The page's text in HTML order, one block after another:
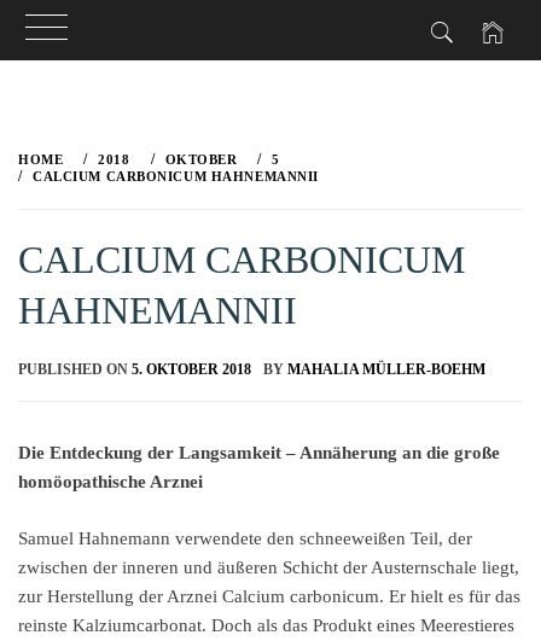
content
HOME 2018 OKTOBER
5
CALCIUM CARBONICUM HAHNEMANNII
CALCIUM CARBONICUM
HAHNEMANNII
PUBLISHED ON 5. OKTOBER 2018 BY MAHALIA MÜLLER-BOEHM
Die Entdeckung der Langsamkeit – Annäherung an die große
homöopathische Arznei
Samuel Hahnemann verwendete den schneeweißen Teil, der
zwischen der inneren und äußeren Schicht der Austernschale liegt,
zur Herstellung der Arznei Calcium carbonicum. Er hielt es für das
reinste Kalziumcarbonat. Doch als das Produkt eines Meerestieres